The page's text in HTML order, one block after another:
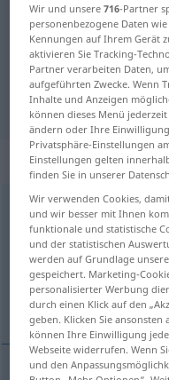
Deutsch-
"unkeusch"
"unkeusch"
unkeusch
Übersicht aller
(Für mehr Details die
ukysk
Wir und unsere716-Partner
personenbezogene Daten
Kennungen auf Ihrem Gerät
aktivieren Sie Tracking-
Partner verarbeiten Daten,
aufgeführten Zwecke. Wenn
Inhalte und Anzeigen
können dieses Menü
ändern oder Ihre
Privatsphäre-Einstellungen
Einstellungen gelten
finden Sie in unserer
Wir verwenden Cookies,
und wir besser mit Ihnen
funktionale und statistische
und der statistischen
werden auf Grundlage
gespeichert. Marketing-
personalisierter Werbung
durch einen Klick auf den
geben. Klicken Sie
können Ihre Einwilligung
Webseite widerrufen. Wenn
und den